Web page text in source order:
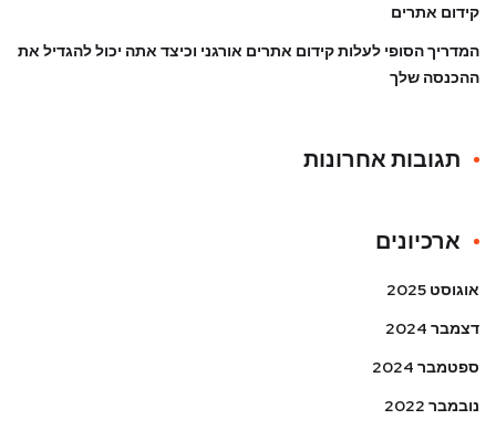
קידום אתרים
המדריך הסופי לעלות קידום אתרים אורגני וכיצד אתה יכול להגדיל את
ההכנסה שלך
תגובות אחרונות
ארכיונים
אוגוסט 2025
דצמבר 2024
ספטמבר 2024
נובמבר 2022